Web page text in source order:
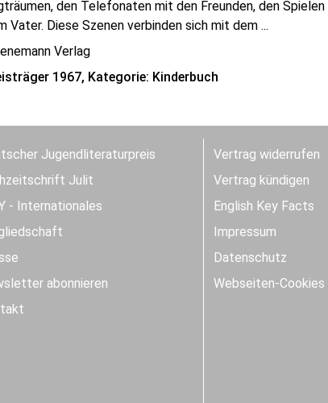
den Telefonaten mit den Freunden, den
Vater. Diese Szenen verbinden sich mit dem ...
Verlag
1967, Kategorie: Kinderbuch
Jugendliteraturpreis
Julit
- Internationales
abonnieren
Vertrag widerrufen
Vertrag kündigen
English Key Facts
Impressum
Datenschutz
Webseiten-Cookies